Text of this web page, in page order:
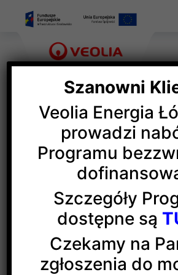
Nowa Energia
Veolia Energia Łódź, producent i
systemowego dla Łodzi, od wielu
swoje obszary technologiczne i
Przedsiębiorstwo podejmuje
na celu zapewnienie efektywnego
w zmieniających się warunkach
Szanowni
Veolia Energia
prowadzi
Programu
Szczegóły
dostępne są
Czekamy na
zgłoszenia do